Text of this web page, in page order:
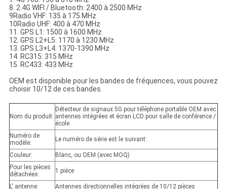
8. 2.4G WIFI / Bluetooth: 2400 à 2500 MHz
9Radio VHF: 135 à 175 MHz
10Radio UHF: 400 à 470 MHz
11. GPS L1: 1500 à 1600 MHz
12. GPS L2+L5: 1170 à 1230 MHz
13. GPS L3+L4: 1370-1390 MHz
14. RC315: 315 MHz
15. RC433: 433 MHz
OEM est disponible pour les bandes de fréquences, vous pouvez
choisir 10/12 de ces bandes.
Nom du produit:
Détecteur de signaux 5G pour téléphone portable OEM avec
antennes intégrées et écran LCD pour salle de conférence /
école
Numéro de
modèle:
Le numéro de série est le suivant:
Couleur:
Blanc, ou OEM (avec MOQ)
Pour les pièces
détachées:
1 pièce
L' antenne: Antennes directionnelles intégrées de 10/12 pièces